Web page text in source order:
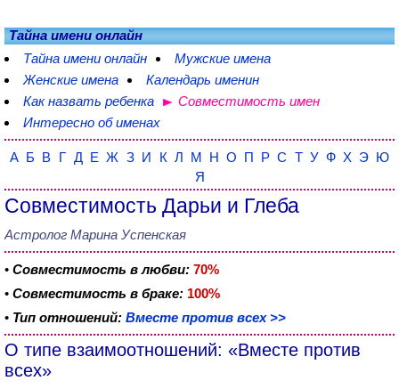
Тайна имени онлайн
Тайна имени онлайн
Мужские имена
Женские имена
Календарь именин
Как назвать ребенка
Совместимость имен
Интересно об именах
А Б В Г Д Е Ж З И К Л М Н О П Р С Т У Ф Х Э Ю
Я
Совместимость Дарьи и Глеба
Астролог Марина Успенская
• Совместимость в любви: 70%
• Совместимость в браке: 100%
• Тип отношений: Вместе против всех >>
О типе взаимоотношений: «Вместе против
всех»